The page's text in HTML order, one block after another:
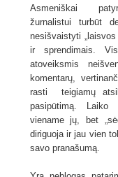
Asmeniškai
žurnalistui turbūt
nesišvaistyti
ir sprendimais.
atoveiksmis
komentarų,
rasti teigiamų
pasipūtimą. Laiko
viename jų, bet
diriguoja ir jau vien
savo pranašumą.